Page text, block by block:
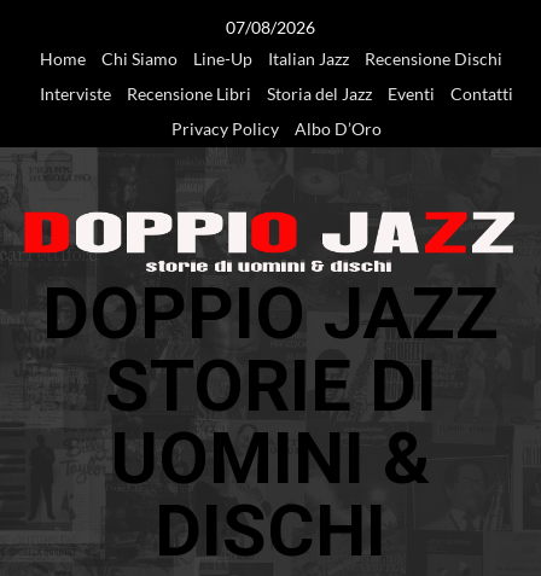
07/08/2026
Home
Chi Siamo Line-Up Italian Jazz
Recensione Dischi
Interviste
Recensione Libri Storia del Jazz Eventi
Contatti
Privacy Policy
Albo D’Oro
DOPPIO JAZZ
STORIE DI
UOMINI &
DISCHI